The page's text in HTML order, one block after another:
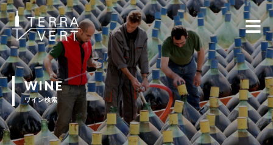
WINE
ワイン検索